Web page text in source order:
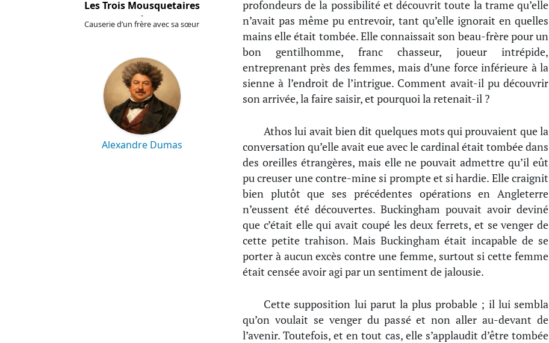
Les Trois Mousquetaires
-
Causerie d’un frère avec sa sœur
Alexandre Dumas
profondeurs de la possibilité et découvrit toute la trame qu’elle
n’avait pas même pu entrevoir, tant qu’elle ignorait en quelles
mains elle était tombée. Elle connaissait son beau-frère pour un
bon gentilhomme, franc chasseur, joueur intrépide,
entreprenant près des femmes, mais d’une force inférieure à la
sienne à l’endroit de l’intrigue. Comment avait-il pu découvrir
son arrivée, la faire saisir, et pourquoi la retenait-il ?
Athos lui avait bien dit quelques mots qui prouvaient que la
conversation qu’elle avait eue avec le cardinal était tombée dans
des oreilles étrangères, mais elle ne pouvait admettre qu’il eût
pu creuser une contre-mine si prompte et si hardie. Elle craignit
bien plutôt que ses précédentes opérations en Angleterre
n’eussent été découvertes. Buckingham pouvait avoir deviné
que c’était elle qui avait coupé les deux ferrets, et se venger de
cette petite trahison. Mais Buckingham était incapable de se
porter à aucun excès contre une femme, surtout si cette femme
était censée avoir agi par un sentiment de jalousie.
Cette supposition lui parut la plus probable ; il lui sembla
qu’on voulait se venger du passé et non aller au-devant de
l’avenir. Toutefois, et en tout cas, elle s’applaudit d’être tombée